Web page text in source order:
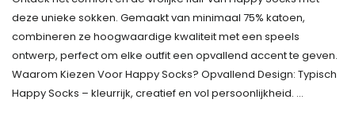
deze unieke sokken. Gemaakt van minimaal 75% katoen,
combineren ze hoogwaardige kwaliteit met een speels
ontwerp, perfect om elke outfit een opvallend accent te geven.
Waarom Kiezen Voor Happy Socks? Opvallend Design: Typisch
Happy Socks – kleurrijk, creatief en vol persoonlijkheid. ...